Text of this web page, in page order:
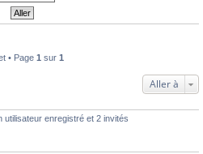
• Page 1 sur 1
Aller à
enregistré et 2 invités